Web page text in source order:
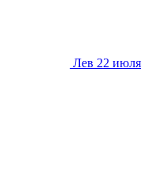
Лев 22 июля